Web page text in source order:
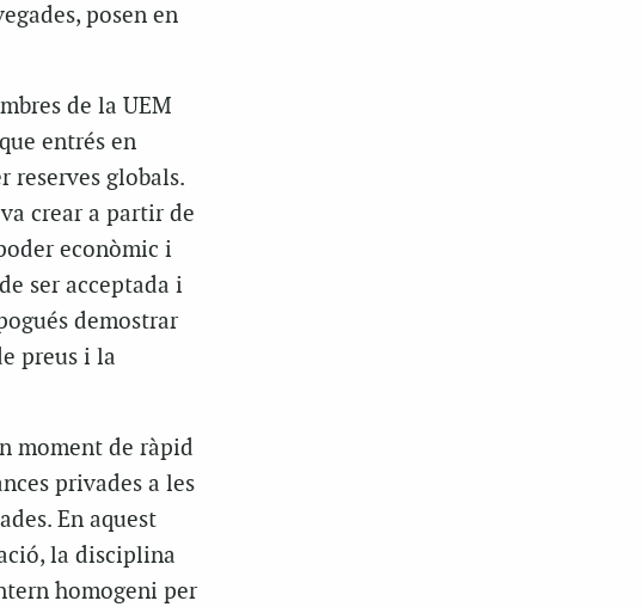
posen en
de la UEM
entrés en
reserves globals.
crear a partir de
econòmic i
ser acceptada i
demostrar
preus i la
moment de ràpid
privades a les
En aquest
la disciplina
homogeni per